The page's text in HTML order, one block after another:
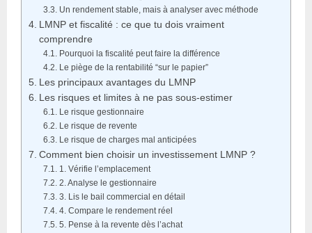
Un rendement stable, mais à analyser avec méthode
LMNP et fiscalité : ce que tu dois vraiment
comprendre
Pourquoi la fiscalité peut faire la différence
Le piège de la rentabilité “sur le papier”
Les principaux avantages du LMNP
Les risques et limites à ne pas sous-estimer
Le risque gestionnaire
Le risque de revente
Le risque de charges mal anticipées
Comment bien choisir un investissement LMNP ?
1. Vérifie l’emplacement
2. Analyse le gestionnaire
3. Lis le bail commercial en détail
4. Compare le rendement réel
5. Pense à la revente dès l’achat